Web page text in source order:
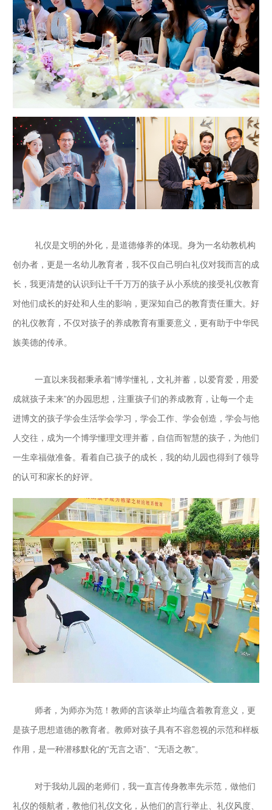
礼仪是文明的外化，是道德修养的体现。身为一名幼教机构
创办者，更是一名幼儿教育者，我不仅自己明白礼仪对我而言的成
长，我更清楚的认识到让千千万万的孩子从小系统的接受礼仪教育
对他们成长的好处和人生的影响，更深知自己的教育责任重大。好
的礼仪教育，不仅对孩子的养成教育有重要意义，更有助于中华民
族美德的传承。
一直以来我都秉承着“博学懂礼，文礼并蓄，以爱育爱，用爱
成就孩子未来”的办园思想，注重孩子们的养成教育，让每一个走
进博文的孩子学会生活学会学习，学会工作、学会创造，学会与他
人交往，成为一个博学懂理文理并蓄，自信而智慧的孩子，为他们
一生幸福做准备。看着自己孩子的成长，我的幼儿园也得到了领导
的认可和家长的好评。
师者，为师亦为范！教师的言谈举止均蕴含着教育意义，更
是孩子思想道德的教育者。教师对孩子具有不容忽视的示范和样板
作用，是一种潜移默化的“无言之语”、“无语之教”。
对于我幼儿园的老师们，我一直言传身教率先示范，做他们
礼仪的领航者，教他们礼仪文化，从他们的言行举止、礼仪风度、